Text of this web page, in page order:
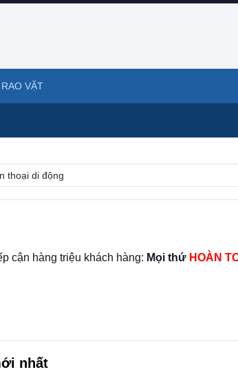
thoại di động
cận hàng triệu khách hàng: Mọi thứ HOÀN
nhất
RAO VẶT